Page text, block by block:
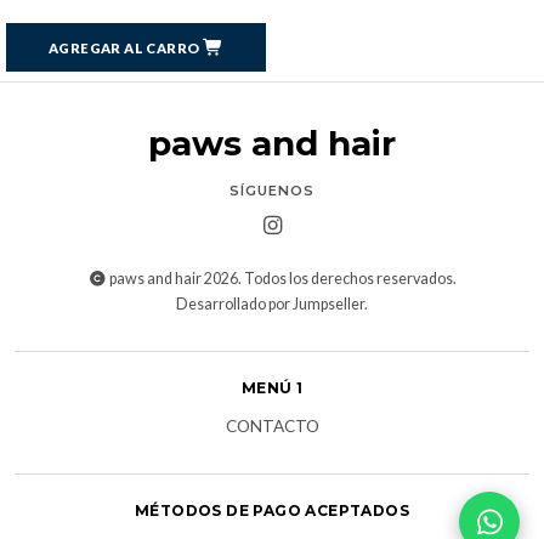
AGREGAR AL CARRO
paws and hair
SÍGUENOS
paws and hair 2026. Todos los derechos reservados.
Desarrollado por Jumpseller.
MENÚ 1
CONTACTO
MÉTODOS DE PAGO ACEPTADOS